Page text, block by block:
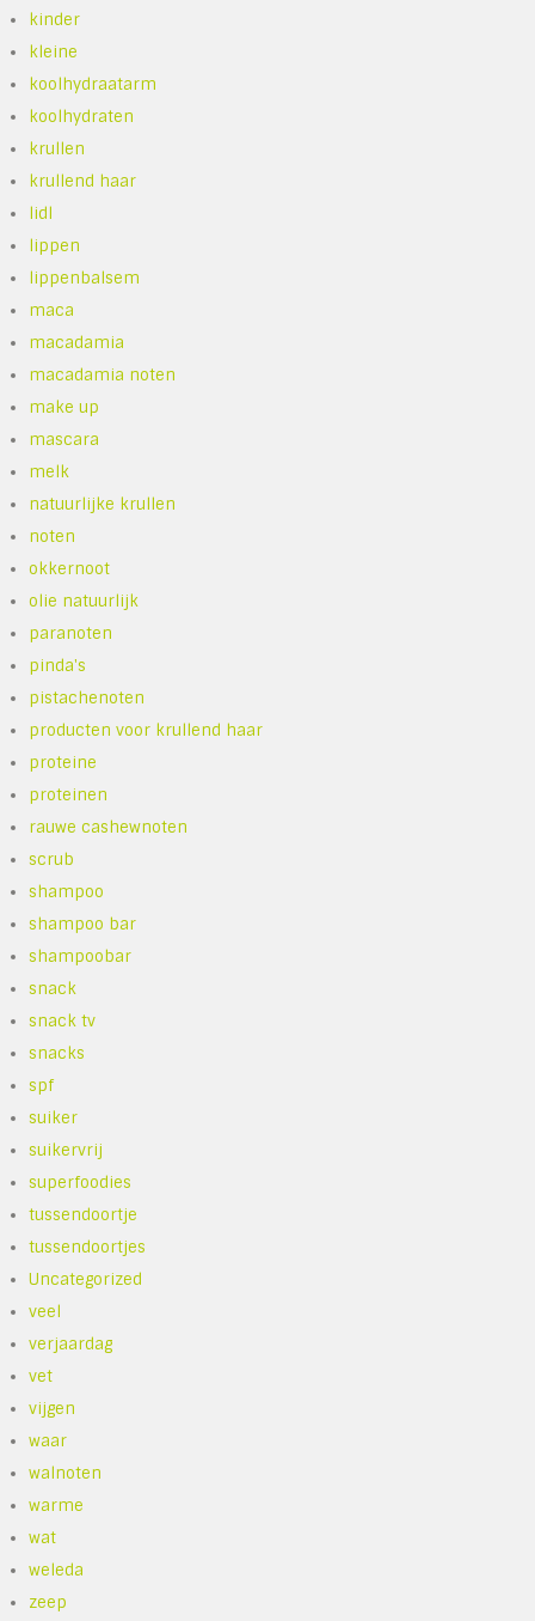
kinder
kleine
koolhydraatarm
koolhydraten
krullen
krullend haar
lidl
lippen
lippenbalsem
maca
macadamia
macadamia noten
make up
mascara
melk
natuurlijke krullen
noten
okkernoot
olie natuurlijk
paranoten
pinda's
pistachenoten
producten voor krullend haar
proteine
proteinen
rauwe cashewnoten
scrub
shampoo
shampoo bar
shampoobar
snack
snack tv
snacks
spf
suiker
suikervrij
superfoodies
tussendoortje
tussendoortjes
Uncategorized
veel
verjaardag
vet
vijgen
waar
walnoten
warme
wat
weleda
zeep